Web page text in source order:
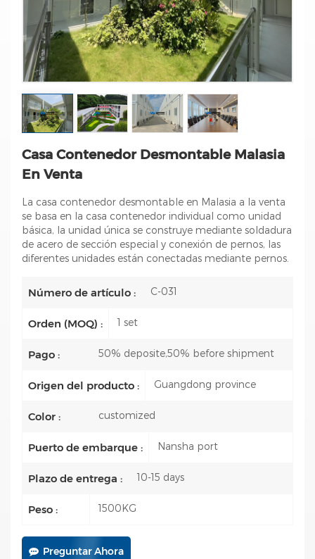
Casa Contenedor Desmontable Malasia
En Venta
La casa contenedor desmontable en Malasia a la venta
se basa en la casa contenedor individual como unidad
básica, la unidad única se construye mediante soldadura
de acero de sección especial y conexión de pernos, las
diferentes unidades están conectadas mediante pernos.
Número de artículo : C-031
Orden (MOQ) : 1 set
Pago : 50% deposite,50% before shipment
Origen del producto : Guangdong province
Color : customized
Puerto de embarque : Nansha port
Plazo de entrega : 10-15 days
Peso : 1500KG
Preguntar Ahora